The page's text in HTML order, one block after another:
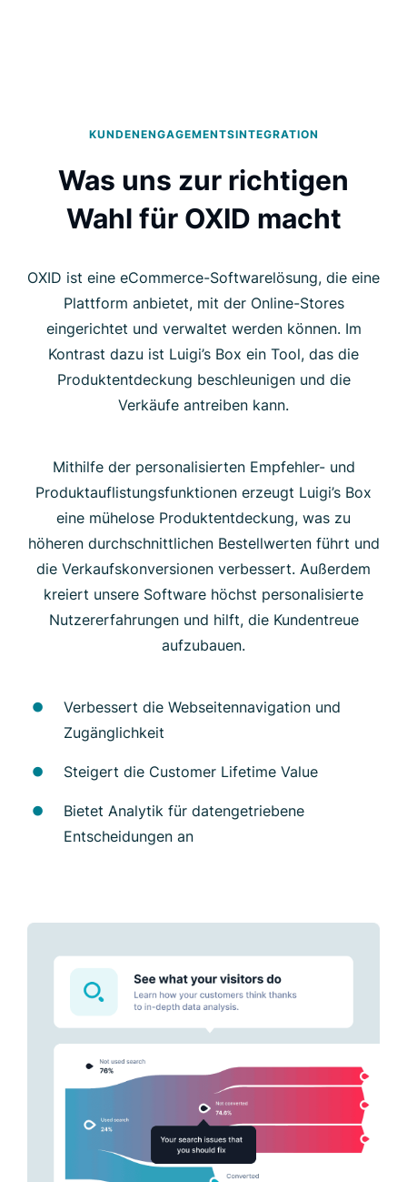
KUNDENENGAGEMENTSINTEGRATION
Was uns zur richtigen
Wahl für OXID macht
OXID ist eine eCommerce-Softwarelösung, die eine
Plattform anbietet, mit der Online-Stores
eingerichtet und verwaltet werden können. Im
Kontrast dazu ist Luigi’s Box ein Tool, das die
Produktentdeckung beschleunigen und die
Verkäufe antreiben kann.
Mithilfe der personalisierten Empfehler- und
Produktauflistungsfunktionen erzeugt Luigi’s Box
eine mühelose Produktentdeckung, was zu
höheren durchschnittlichen Bestellwerten führt und
die Verkaufskonversionen verbessert. Außerdem
kreiert unsere Software höchst personalisierte
Nutzererfahrungen und hilft, die Kundentreue
aufzubauen.
Verbessert die Webseitennavigation und
Zugänglichkeit
Steigert die Customer Lifetime Value
Bietet Analytik für datengetriebene
Entscheidungen an